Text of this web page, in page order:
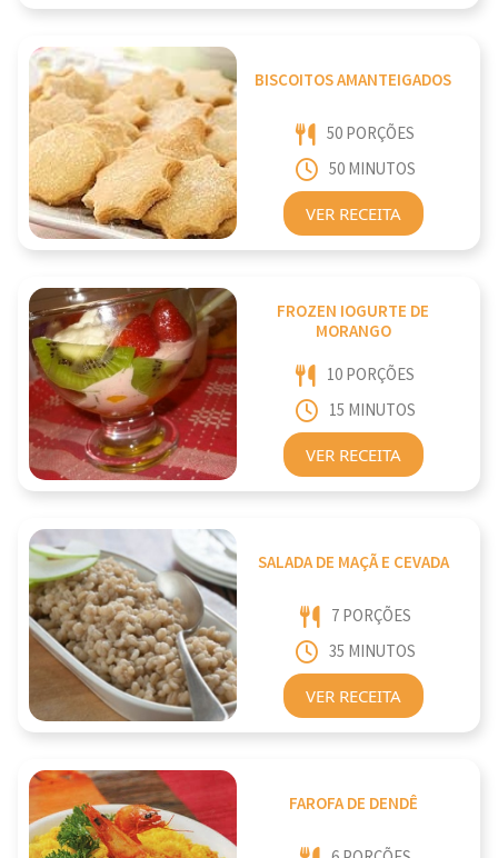
BISCOITOS AMANTEIGADOS
50 PORÇÕES
50 MINUTOS
VER RECEITA
FROZEN IOGURTE DE
MORANGO
10 PORÇÕES
15 MINUTOS
VER RECEITA
SALADA DE MAÇÃ E CEVADA
7 PORÇÕES
35 MINUTOS
VER RECEITA
FAROFA DE DENDÊ